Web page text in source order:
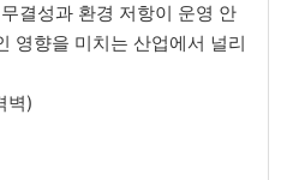
결성과 환경 저항이 운영 안
영향을 미치는 산업에서 널리
벽)